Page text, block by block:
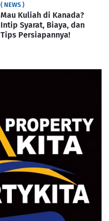
( NEWS )
Mau Kuliah di Kanada?
Intip Syarat, Biaya, dan
Tips Persiapannya!